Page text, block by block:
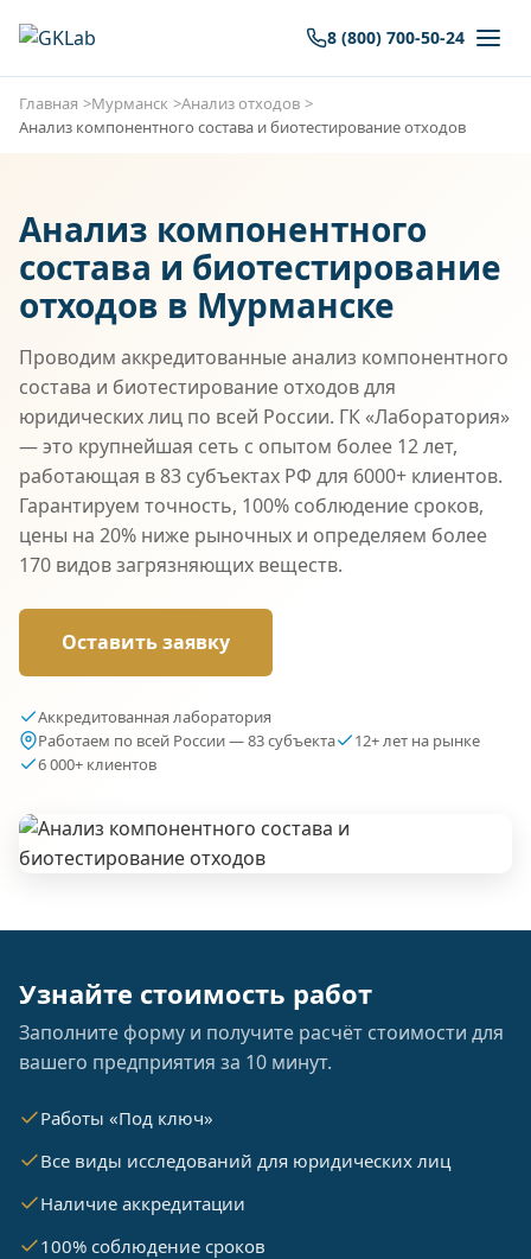
8 (800) 700-50-24
Главная Мурманск
Анализ отходов
Анализ компонентного состава и биотестирование отходов
Анализ компонентного
состава и биотестирование
отходов в Мурманске
Проводим аккредитованные анализ компонентного
состава и биотестирование отходов для
юридических лиц по всей России. ГК «Лаборатория»
— это крупнейшая сеть с опытом более 12 лет,
работающая в 83 субъектах РФ для 6000+ клиентов.
Гарантируем точность, 100% соблюдение сроков,
цены на 20% ниже рыночных и определяем более
170 видов загрязняющих веществ.
Оставить заявку
Аккредитованная лаборатория
Работаем по всей России — 83 субъекта
12+ лет на рынке
6 000+ клиентов
Узнайте стоимость работ
Заполните форму и получите расчёт стоимости для
вашего предприятия за 10 минут.
Работы «Под ключ»
Все виды исследований для юридических лиц
Наличие аккредитации
100% соблюдение сроков